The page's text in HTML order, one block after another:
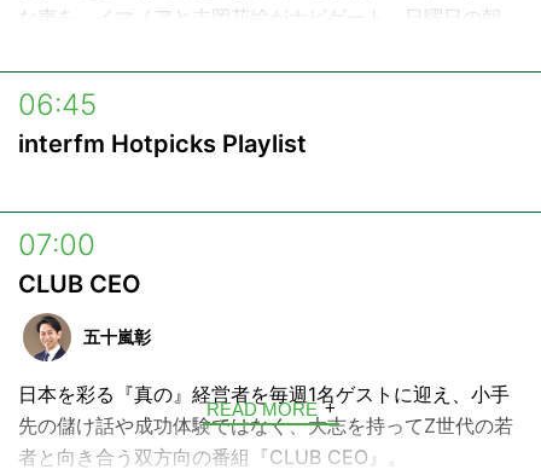
な声を、イマノアと吉岡花絵がナビゲート。日曜日の朝
間で今これが流行っているのか、次に来るトレンドは何
か、Z世代の生の声をキャッチして発信する5分間です。
06:45
interfm Hotpicks Playlist
07:00
CLUB CEO
五十嵐彰
日本を彩る『真の』経営者を毎週1名ゲストに迎え、小手
先の儲け話や成功体験ではなく、大志を持ってZ世代の若
者と向き合う双方向の番組『CLUB CEO』。
READ MORE